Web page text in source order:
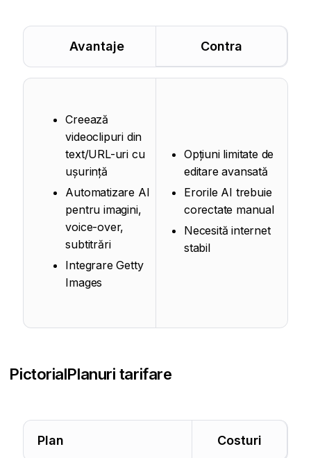
Avantaje Contra
Creează
videoclipuri din
text/URL-uri cu
ușurință
Automatizare AI
pentru imagini,
voice-over,
subtitrări
Integrare Getty
Images
Opțiuni limitate de
editare avansată
Erorile AI trebuie
corectate manual
Necesită internet
stabil
PictorialPlanuri tarifare
Plan Costuri